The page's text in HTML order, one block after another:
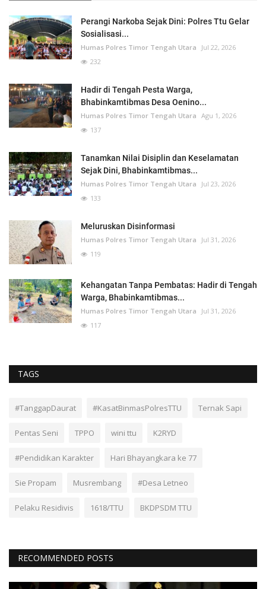
Perangi Narkoba Sejak Dini: Polres Ttu Gelar
Sosialisasi...
Humas Polres Timor Tengah Utara
Jul 22, 2026
232
Hadir di Tengah Pesta Warga,
Bhabinkamtibmas Desa Oenino...
Humas Polres Timor Tengah Utara Agu 1, 2026
137
Tanamkan Nilai Disiplin dan Keselamatan
Sejak Dini, Bhabinkamtibmas...
Humas Polres Timor Tengah Utara
Jul 23, 2026
133
Meluruskan Disinformasi
Humas Polres Timor Tengah Utara
Jul 31, 2026
119
Kehangatan Tanpa Pembatas: Hadir di Tengah
Warga, Bhabinkamtibmas...
Humas Polres Timor Tengah Utara
Jul 31, 2026
117
TAGS
#TanggapDaurat #KasatBinmasPolresTTU Ternak Sapi
Pentas Seni TPPO wini ttu K2RYD
#Pendidikan Karakter Hari Bhayangkara ke 77
Sie Propam Musrembang #Desa Letneo
Pelaku Residivis 1618/TTU BKDPSDM TTU
RECOMMENDED POSTS